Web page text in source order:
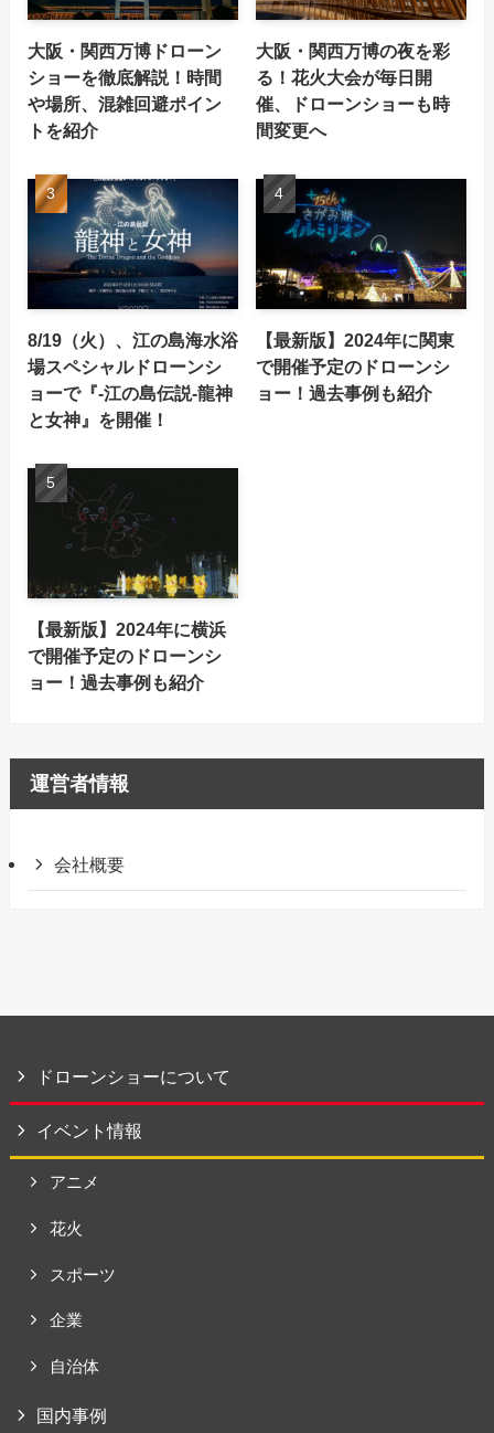
大阪・関西万博ドローン
ショーを徹底解説！時間
や場所、混雑回避ポイン
トを紹介
大阪・関西万博の夜を彩
る！花火大会が毎日開
催、ドローンショーも時
間変更へ
8/19（火）、江の島海水浴
場スペシャルドローンシ
ョーで『-江の島伝説-龍神
と女神』を開催！
【最新版】2024年に関東
で開催予定のドローンシ
ョー！過去事例も紹介
【最新版】2024年に横浜
で開催予定のドローンシ
ョー！過去事例も紹介
運営者情報
会社概要
ドローンショーについて
イベント情報
アニメ
花火
スポーツ
企業
自治体
国内事例